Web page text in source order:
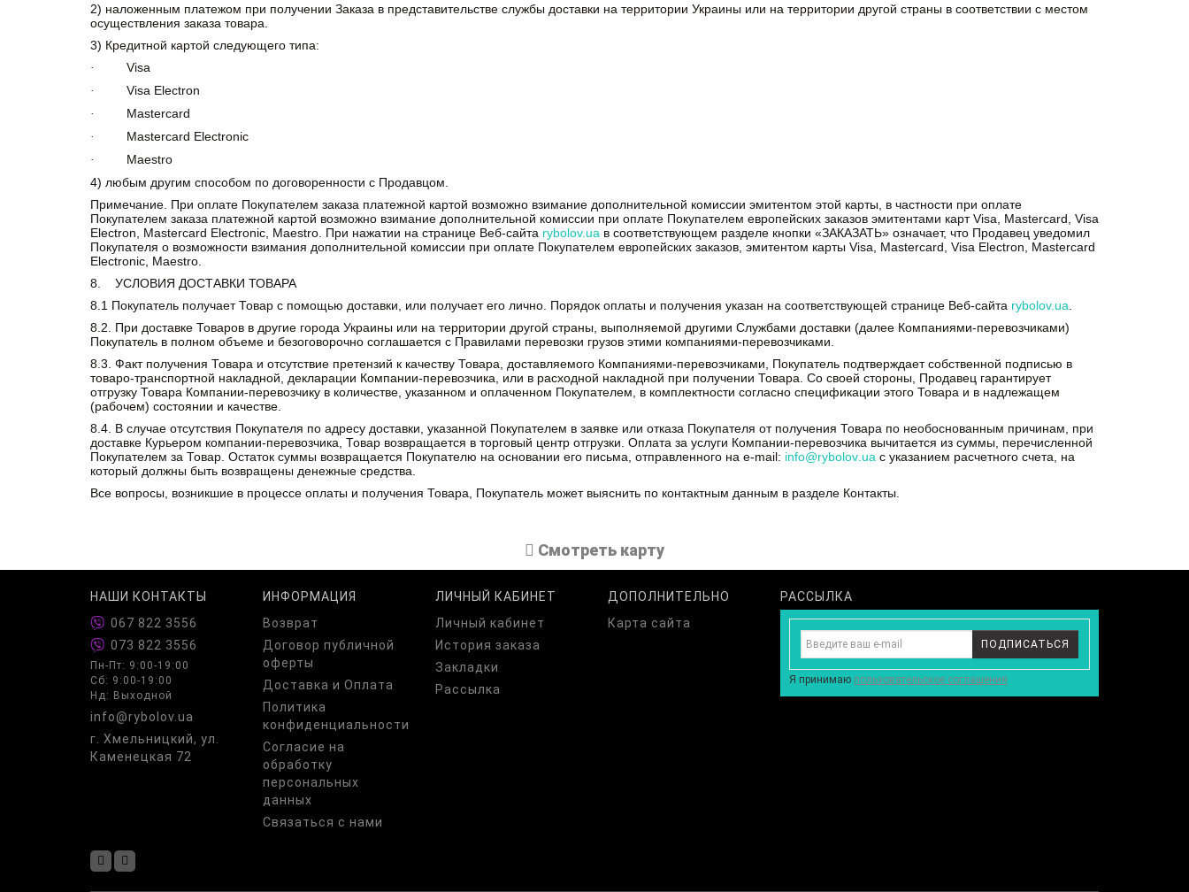
2) наложенным платежом при получении Заказа в представительстве службы доставки на территории Украины или на территории другой страны в соответствии с местом
осуществления заказа товара.
3) Кредитной картой следующего типа:
· Visa
· Visa Electron
· Mastercard
· Mastercard Electronic
·
Maestro
4) любым другим способом по договоренности с Продавцом.
Примечание. При оплате Покупателем заказа платежной картой возможно взимание дополнительной комиссии эмитентом этой карты, в частности при оплате
Покупателем заказа платежной картой возможно взимание дополнительной комиссии при оплате Покупателем европейских заказов эмитентами карт Visa, Mastercard, Visa
Electron, Mastercard Electronic, Maestro. При нажатии на странице Веб-сайта rybolov.ua в соответствующем разделе кнопки «ЗАКАЗАТЬ» означает, что Продавец уведомил
Покупателя о возможности взимания дополнительной комиссии при оплате Покупателем европейских заказов, эмитентом карты Visa, Mastercard, Visa Electron, Mastercard
Electronic, Maestro.
8. УСЛОВИЯ ДОСТАВКИ ТОВАРА
8.1 Покупатель получает Товар с помощью доставки, или получает его лично. Порядок оплаты и получения указан на соответствующей странице Веб-сайта rybolov.ua
8.2. При доставке Товаров в другие города Украины или на территории другой страны, выполняемой другими Службами доставки (далее Компаниями-перевозчиками)
Покупатель в полном объеме и безоговорочно соглашается с Правилами перевозки грузов этими компаниями-перевозчиками.
8.3. Факт получения Товара и отсутствие претензий к качеству Товара, доставляемого Компаниями-перевозчиками, Покупатель подтверждает собственной подписью в
товаро-транспортной накладной, декларации Компании-перевозчика, или в расходной накладной при получении Товара. Со своей стороны, Продавец гарантирует
отгрузку Товара Компании-перевозчику в количестве, указанном и оплаченном Покупателем, в комплектности согласно спецификации этого Товара и в надлежащем
(рабочем) состоянии и качестве.
8.4. В случае отсутствия Покупателя по адресу доставки, указанной Покупателем в заявке или отказа Покупателя от получения Товара по необоснованным причинам, при
доставке Курьером компании-перевозчика, Товар возвращается в торговый центр отгрузки. Оплата за услуги Компании-перевозчика вычитается из суммы, перечисленной
Покупателем за Товар. Остаток суммы возвращается Покупателю на основании его письма, отправленного на e-mail: info@rybolov ua с указанием расчетного счета, на
который должны быть возвращены денежные средства.
Все вопросы, возникшие в процессе оплаты и получения Товара, Покупатель может выяснить по контактным данным в разделе Контакты.
Cмотреть карту
НАШИ КОНТАКТЫ
067 822 3556
073 822 3556
Пн-Пт: 9:00-19:00
Сб: 9:00-19:00
Нд: Выходной
info@rybolov.ua
г. Хмельницкий, ул.
Каменецкая 72
ИНФОРМАЦИЯ
Возврат
Договор публичной
оферты
Доставка и Оплата
Политика
конфиденциальности
Согласие на
обработку
персональных
данных
Связаться с нами
ЛИЧНЫЙ КАБИНЕТ
Личный кабинет
История заказа
Закладки
Рассылка
ДОПОЛНИТЕЛЬНО
Карта сайта
РАССЫЛКА
ПОДПИСАТЬСЯ
Я принимаю пользовательское соглашения